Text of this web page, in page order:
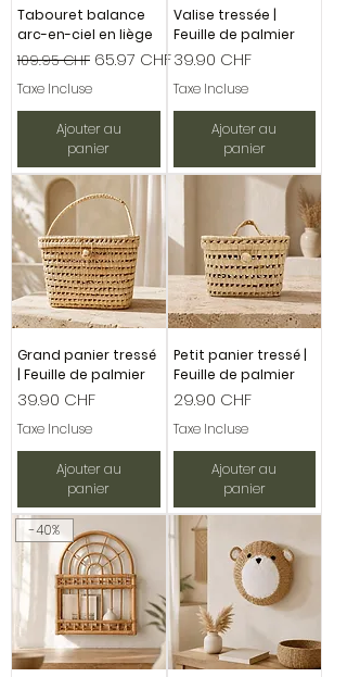
Tabouret balance
arc-en-ciel en liège
Prix original
109.95 CHF Prix promotionnel
65.97 CHF
Taxe Incluse
Ajouter au
panier
Valise tressée |
Feuille de palmier
Prix
39.90 CHF
Taxe Incluse
Ajouter au
panier
Grand panier tressé
| Feuille de palmier
Prix
39.90 CHF
Taxe Incluse
Ajouter au
panier
Petit panier tressé |
Feuille de palmier
Prix
29.90 CHF
Taxe Incluse
Ajouter au
panier
-40%